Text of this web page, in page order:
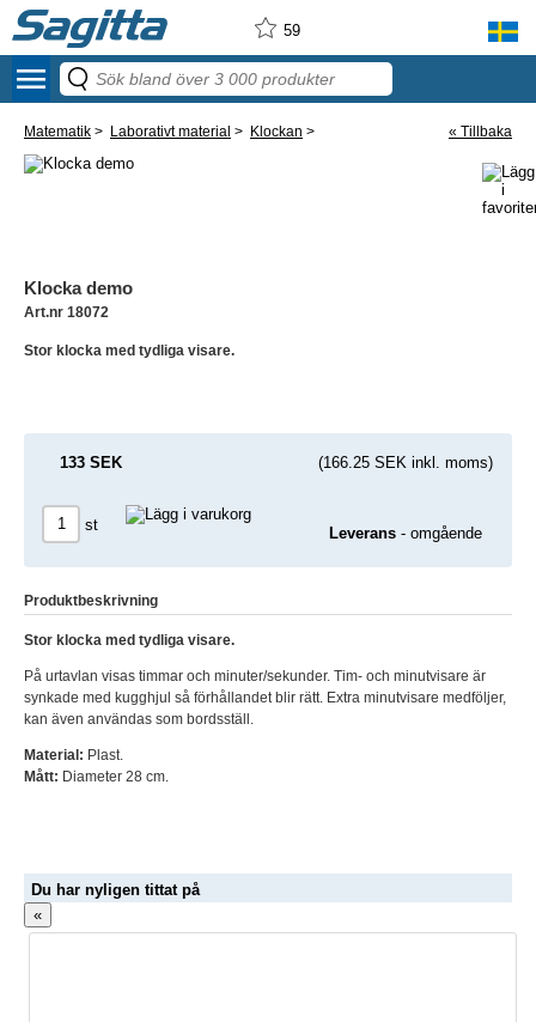
59
menu
Matematik > Laborativt material > Klockan > « Tillbaka
Klocka demo
Art.nr 18072
Stor klocka med tydliga visare.
133 SEK (166.25 SEK inkl. moms)
st Leverans - omgående
Produktbeskrivning
Stor klocka med tydliga visare.
På urtavlan visas timmar och minuter/sekunder. Tim- och minutvisare är
synkade med kugghjul så förhållandet blir rätt. Extra minutvisare medföljer,
kan även användas som bordsställ.
Material: Plast.
Mått: Diameter 28 cm.
Du har nyligen tittat på
«